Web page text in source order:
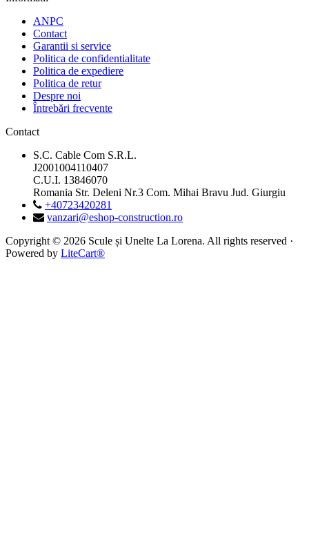
ANPC
Contact
Garantii si service
Politica de confidentialitate
Politica de expediere
Politica de retur
Despre noi
Întrebări frecvente
Contact
S.C. Cable Com S.R.L.
J2001004110407
C.U.I. 13846070
Romania Str. Deleni Nr.3 Com. Mihai Bravu Jud. Giurgiu
+40723420281
vanzari@eshop-construction.ro
Copyright © 2026 Scule și Unelte La Lorena. All rights reserved ·
Powered by LiteCart®